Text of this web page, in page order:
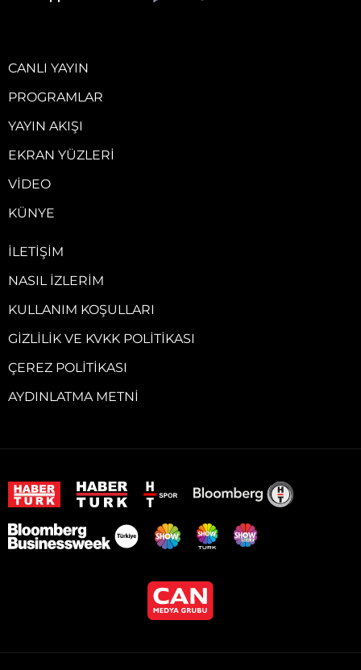
CANLI YAYIN
PROGRAMLAR
YAYIN AKIŞI
EKRAN YÜZLERI
VIDEO
KÜNYE
İLETIŞIM
NASIL İZLERIM
KULLANIM KOŞULLARI
GIZLILIK VE KVKK POLITIKASI
ÇEREZ POLITIKASI
AYDINLATMA METNI